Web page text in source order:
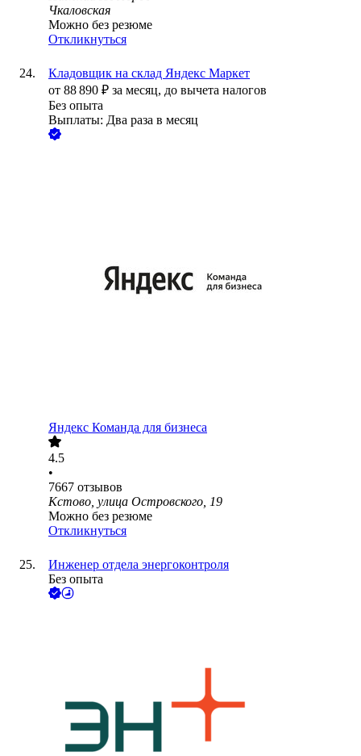
Чкаловская
Можно без резюме
Откликнуться
Кладовщик на склад Яндекс Маркет
от 88 890 ₽ за месяц, до вычета налогов
Без опыта
Выплаты: Два раза в месяц
Яндекс Команда для бизнеса
4.5
•
7667 отзывов
Кстово, улица Островского, 19
Можно без резюме
Откликнуться
Инженер отдела энергоконтроля
Без опыта